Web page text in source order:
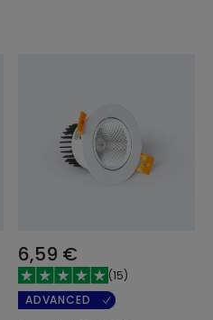
6,59 €
(15)
ADVANCED